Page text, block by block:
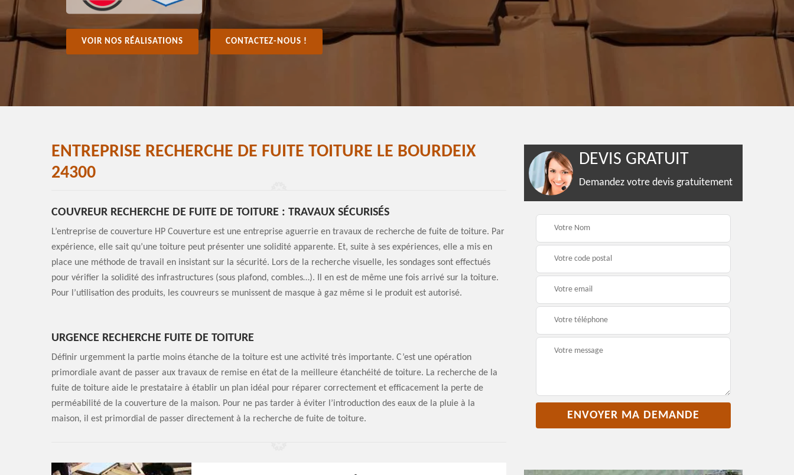
VOIR NOS RÉALISATIONS CONTACTEZ-NOUS !
ENTREPRISE RECHERCHE DE FUITE TOITURE LE BOURDEIX
24300
COUVREUR RECHERCHE DE FUITE DE TOITURE : TRAVAUX SÉCURISÉS
L’entreprise de couverture HP Couverture est une entreprise aguerrie en travaux de recherche de fuite de toiture. Par
expérience, elle sait qu’une toiture peut présenter une solidité apparente. Et, suite à ses expériences, elle a mis en
place une méthode de travail en insistant sur la sécurité. Lors de la recherche visuelle, les sondages sont effectués
pour vérifier la solidité des infrastructures (sous plafond, combles…). Il en est de même une fois arrivé sur la toiture.
Pour l’utilisation des produits, les couvreurs se munissent de masque à gaz même si le produit est autorisé.
URGENCE RECHERCHE FUITE DE TOITURE
Définir urgemment la partie moins étanche de la toiture est une activité très importante. C’est une opération
primordiale avant de passer aux travaux de remise en état de la meilleure étanchéité de toiture. La recherche de la
fuite de toiture aide le prestataire à établir un plan idéal pour réparer correctement et efficacement la perte de
perméabilité de la couverture de la maison. Pour ne pas tarder à éviter l’introduction des eaux de la pluie à la
maison, il est primordial de passer directement à la recherche de fuite de toiture.
DEVIS GRATUIT
Demandez votre devis gratuitement